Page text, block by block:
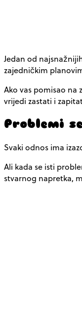
Jedan od
zajedničkim
Ako vas pomisao na
vrijedi zastati i
Problemi
Svaki odnos ima
Ali kada se isti
stvarnog napretka,